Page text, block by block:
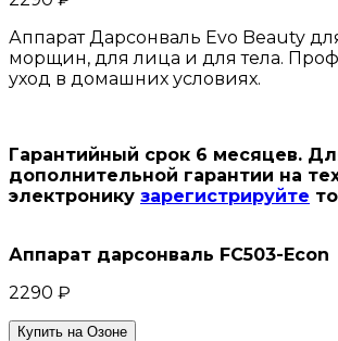
Аппарат Дарсонваль Evo Beauty
морщин, для лица и для тела.
уход в домашних условиях.
Гарантийный срок 6 месяцев.
дополнительной гарантии на
электронику зарегистрируйте
Аппарат дарсонваль FC503-Econ
2290 ₽
Купить на Озоне